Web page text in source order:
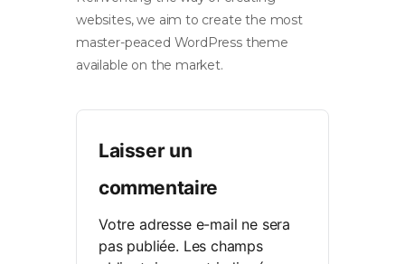
websites, we aim to create the most
master-peaced WordPress theme
available on the market.
Laisser un
commentaire
Votre adresse e-mail ne sera
pas publiée. Les champs